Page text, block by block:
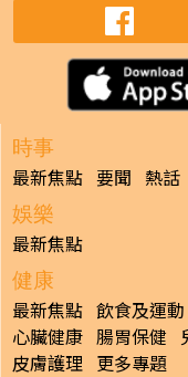
時事
最新焦點 要聞 熱話
娛樂
最新焦點
健康
最新焦點 飲食及運動
心臟健康 腸胃保健
皮膚護理 更多專題